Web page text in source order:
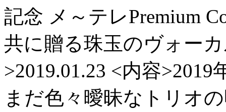
記念 メ～テレPremium
共に贈る珠玉のヴォー
>2019.01.23 <内容
まだ色々曖昧なトリオ